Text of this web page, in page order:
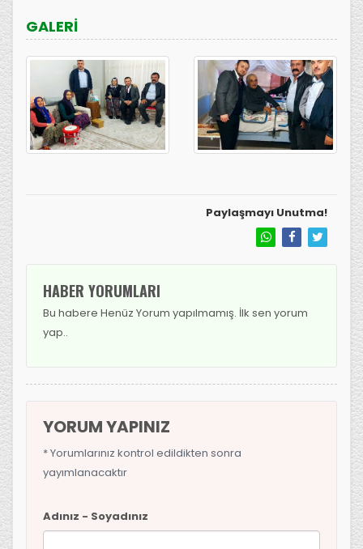
GALERİ
Paylaşmayı Unutma!
HABER YORUMLARI
Bu habere Henüz Yorum yapılmamış. İlk sen yorum
yap..
YORUM YAPINIZ
* Yorumlarınız kontrol edildikten sonra
yayımlanacaktır
Adınız - Soyadınız